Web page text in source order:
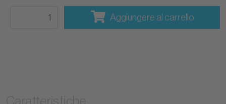
Aggiungere al carrello